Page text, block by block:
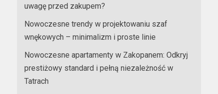
uwagę przed zakupem?
Nowoczesne trendy w projektowaniu szaf
wnękowych – minimalizm i proste linie
Nowoczesne apartamenty w Zakopanem: Odkryj
prestiżowy standard i pełną niezależność w
Tatrach